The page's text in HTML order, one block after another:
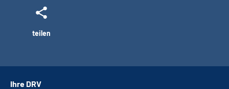
teilen
Ihre DRV